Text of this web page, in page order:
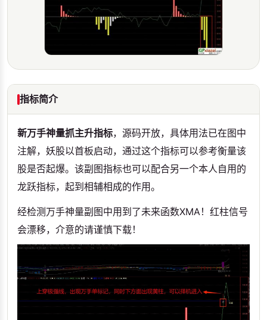
指标简介
新万手神量抓主升指标，源码开放，具体用法已在图中
注解，妖股以首板启动，通过这个指标可以参考衡量该
股是否起爆。该副图指标也可以配合另一个本人自用的
龙跃指标，起到相辅相成的作用。
经检测万手神量副图中用到了未来函数XMA！红柱信号
会漂移，介意的请谨慎下载！